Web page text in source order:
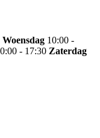
Woensdag 10:00 -
- 17:30 Zaterdag